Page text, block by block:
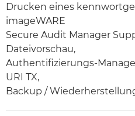
Drucken eines
imageWARE
Secure Audit Manager
Dateivorschau,
Authentifizierungs-
URI TX,
Backup /